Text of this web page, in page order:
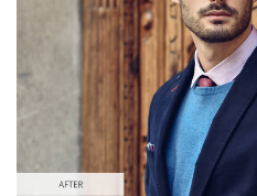
(25 Lr Presets)
Entire Collection
(2067 Lr Presets)
मुफ्त